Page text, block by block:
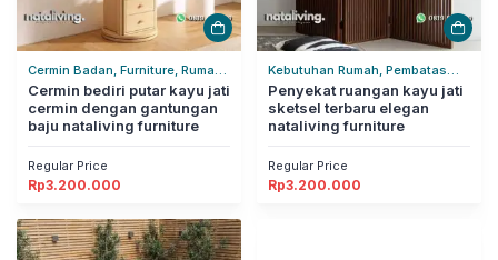
Cermin Badan, Furniture, Rumah
Tangga
Cermin bediri putar kayu jati
cermin dengan gantungan
baju nataliving furniture
Regular Price
Rp3.200.000
Kebutuhan Rumah, Pembatas
Ruangan, Rumah Tangga
Penyekat ruangan kayu jati
sketsel terbaru elegan
nataliving furniture
Regular Price
Rp3.200.000